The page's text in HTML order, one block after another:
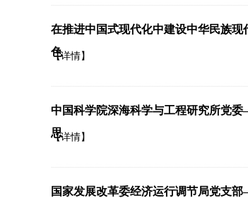
在推进中国式现代化中建设中华民族
色
【详情】
中国科学院深海科学与工程研究所党
思
【详情】
国家发展改革委经济运行调节局党支